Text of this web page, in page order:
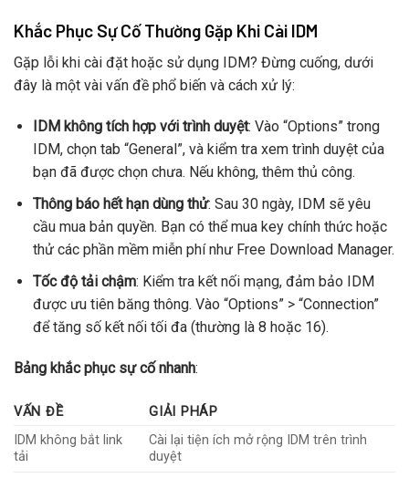
Khắc Phục Sự Cố Thường Gặp Khi Cài IDM
Gặp lỗi khi cài đặt hoặc sử dụng IDM? Đừng cuống, dưới
đây là một vài vấn đề phổ biến và cách xử lý:
IDM không tích hợp với trình duyệt: Vào “Options” trong
IDM, chọn tab “General”, và kiểm tra xem trình duyệt của
bạn đã được chọn chưa. Nếu không, thêm thủ công.
Thông báo hết hạn dùng thử: Sau 30 ngày, IDM sẽ yêu
cầu mua bản quyền. Bạn có thể mua key chính thức hoặc
thử các phần mềm miễn phí như Free Download Manager.
Tốc độ tải chậm: Kiểm tra kết nối mạng, đảm bảo IDM
được ưu tiên băng thông. Vào “Options” > “Connection”
để tăng số kết nối tối đa (thường là 8 hoặc 16).
Bảng khắc phục sự cố nhanh:
VẤN ĐỀ
GIẢI PHÁP
IDM không bắt link
tải
Cài lại tiện ích mở rộng IDM trên trình
duyệt